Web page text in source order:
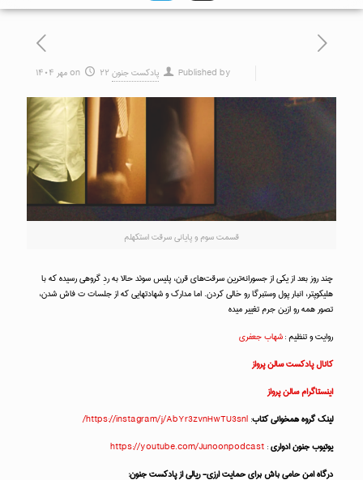
Published by پادکست جنون on ۲۲ مهر ۱۴۰۴
قسمت سوم و پایانی سرقت استکهلم
چند روز بعد از یکی از جسورانه‌ترین سرقت‌های قرن، پلیس سوئد حالا به ردِ گروهی رسیده که با
هلیکوپتر، انبار پول وستبرگا رو خالی کردن. اما مدارک و شهادتهایی که از جلسات ت فاش شدن،
تصور همه رو ازین جرم تغییر میده
روایت و تنظیم :شهاب جعفری
کانال پادکست سالن پرواز
اینستاگرام سالن پرواز
لینک گروه همخوانی کتاب:
https://instagram/j/AbYr3zvnHwTU3snl/
یوتیوب جنون ادواری:
https://youtube.com/Junoonpodcast
درگاه امن حامی باش برای حمایت ارزی- ریالی از پادکست جنون: